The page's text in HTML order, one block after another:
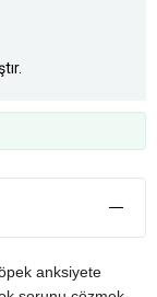
anksiyete